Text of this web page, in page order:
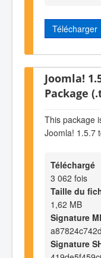
Télécharger
Joomla!
Package
This package
Joomla! 1.5.7
Téléchargé
3 062 fois
Taille du
1,62 MB
Signature
Signature